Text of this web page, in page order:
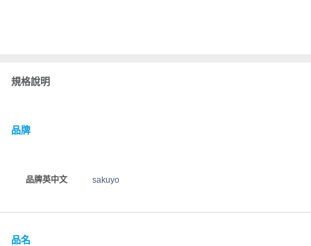
規格說明
品牌
品牌英中文 sakuyo
品名